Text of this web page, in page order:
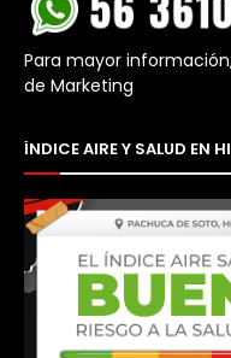
Para mayor
de Marketing
ÍNDICE AIRE Y SALUD EN